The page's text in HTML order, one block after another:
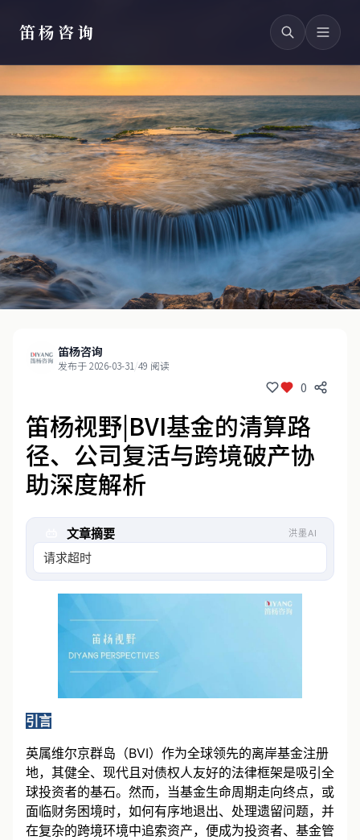
笛杨咨询
笛杨咨询
发布于 2026-03-31/49 阅读
0
笛杨视野|BVI基金的清算路
径、公司复活与跨境破产协
助深度解析
文章摘要 洪墨AI
请求超时
引言
英属维尔京群岛（BVI）作为全球领先的离岸基金注册
地，其健全、现代且对债权人友好的法律框架是吸引全
球投资者的基石。然而，当基金生命周期走向终点，或
面临财务困境时，如何有序地退出、处理遗留问题，并
在复杂的跨境环境中追索资产，便成为投资者、基金管